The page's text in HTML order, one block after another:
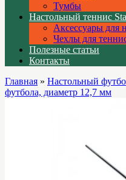
Тумбы
Настольный теннис
Аксессуары для
Чехлы для
Полезные статьи
Контакты
Главная » Настольный
футбола, диаметр 12,7 мм